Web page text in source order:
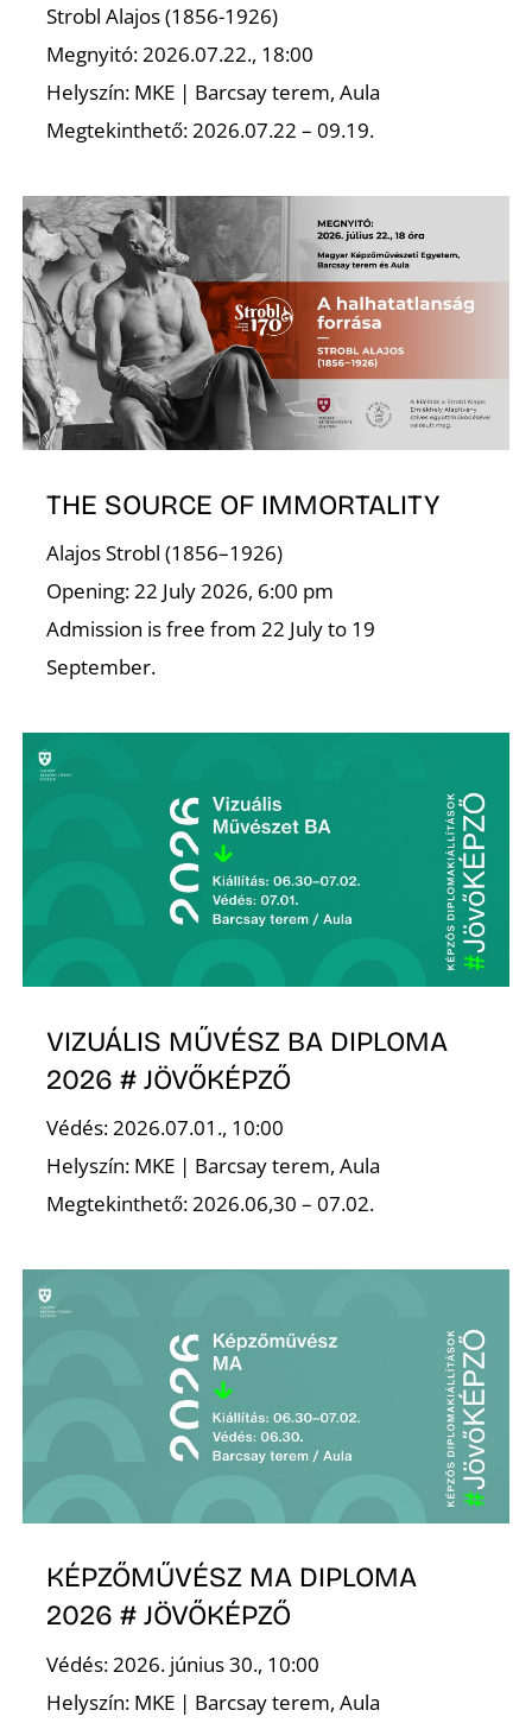
Strobl Alajos (1856-1926)
Megnyitó: 2026.07.22., 18:00
Helyszín: MKE | Barcsay terem, Aula
Megtekinthető: 2026.07.22 – 09.19.
THE SOURCE OF IMMORTALITY
Alajos Strobl (1856–1926)
Opening: 22 July 2026, 6:00 pm
Admission is free from 22 July to 19
September.
VIZUÁLIS MŰVÉSZ BA DIPLOMA
2026 # JÖVŐKÉPZŐ
Védés: 2026.07.01., 10:00
Helyszín: MKE | Barcsay terem, Aula
Megtekinthető: 2026.06,30 – 07.02.
KÉPZŐMŰVÉSZ MA DIPLOMA
2026 # JÖVŐKÉPZŐ
Védés: 2026. június 30., 10:00
Helyszín: MKE | Barcsay terem, Aula